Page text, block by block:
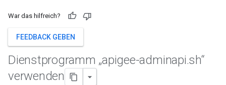
War das hilfreich?
FEEDBACK GEBEN
Dienstprogramm „apigee-adminapi.sh“
verwenden